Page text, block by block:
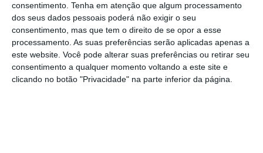
consentimento. Tenha em atenção que algum processamento
dos seus dados pessoais poderá não exigir o seu
consentimento, mas que tem o direito de se opor a esse
processamento. As suas preferências serão aplicadas apenas a
este website. Você pode alterar suas preferências ou retirar seu
consentimento a qualquer momento voltando a este site e
clicando no botão "Privacidade" na parte inferior da página.
estabilidade financeira global. Em
comunicadodivulgado na semana passada, a
instituição liderada por Kristalina Georgieva
alertou que a fuga de investidores de fundos
de investimento com pouca liquidez pode